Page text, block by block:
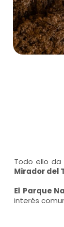
Todo ello da
Mirador del
El Parque
interés